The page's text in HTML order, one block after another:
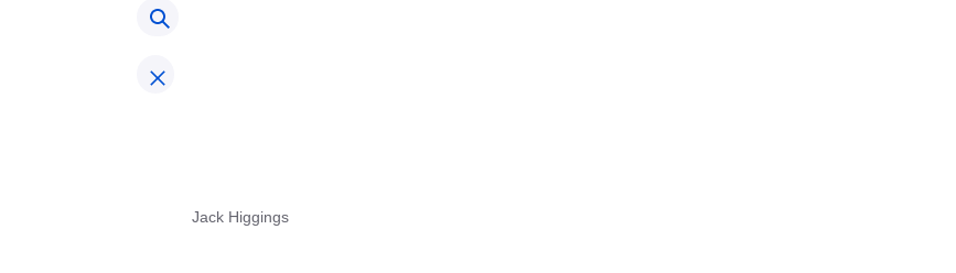
Jack Higgings